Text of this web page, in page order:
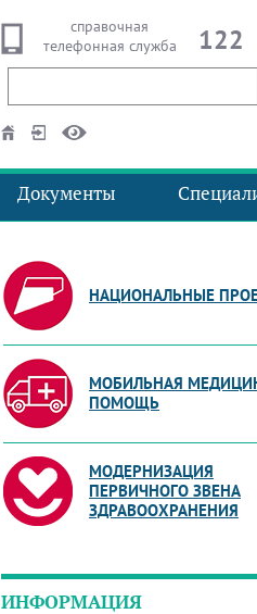
справочная
телефонная служба
122
Документы
НАЦИОНАЛЬНЫЕ
МОБИЛЬНАЯ
ПОМОЩЬ
МОДЕРНИЗАЦИЯ
ПЕРВИЧНОГО ЗВЕНА
ЗДРАВООХРАНЕНИЯ
ИНФОРМАЦИЯ